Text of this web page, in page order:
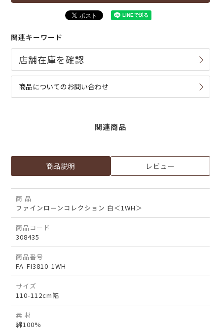
関連キーワード
商品についてのお問い合わせ
関連商品
商品説明 レビュー
商 品
ファインローンコレクション 白＜1WH＞
商品コード
308435
商品番号
FA-FI3810-1WH
サイズ
110-112cm幅
素 材
綿100%